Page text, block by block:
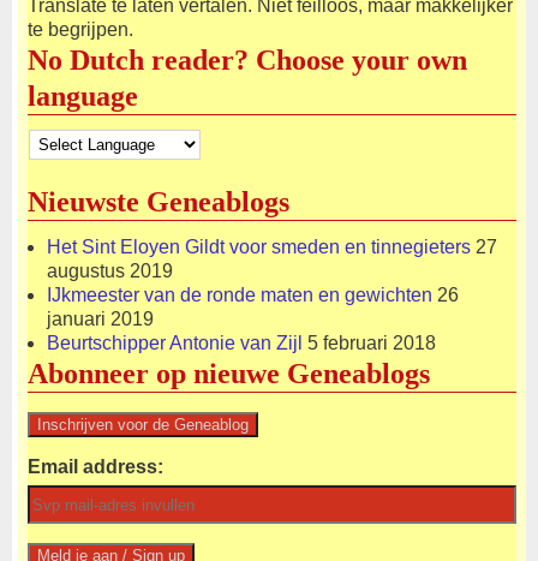
Translate te laten vertalen. Niet feilloos, maar makkelijker
te begrijpen.
No Dutch reader? Choose your own
language
Nieuwste Geneablogs
Het Sint Eloyen Gildt voor smeden en tinnegieters 27
augustus 2019
IJkmeester van de ronde maten en gewichten 26
januari 2019
Beurtschipper Antonie van Zijl 5 februari 2018
Abonneer op nieuwe Geneablogs
Email address: